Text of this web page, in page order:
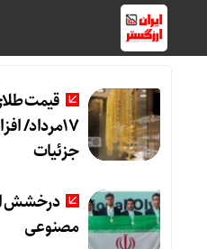
17مرداد/
جزئیات
درخشش
مصنوعی